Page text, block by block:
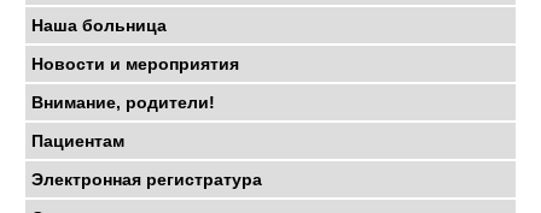
Наша больница
Новости и мероприятия
Внимание, родители!
Пациентам
Электронная регистратура